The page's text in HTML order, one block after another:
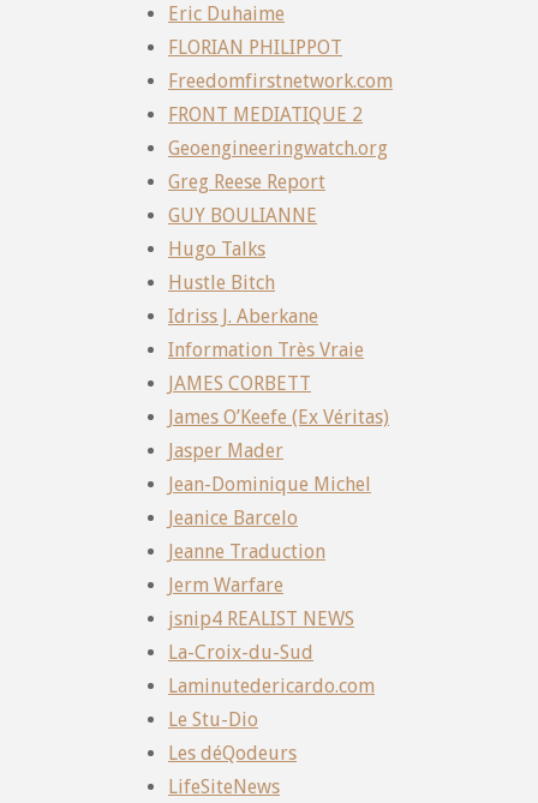
Eric Duhaime
FLORIAN PHILIPPOT
Freedomfirstnetwork.com
FRONT MEDIATIQUE 2
Geoengineeringwatch.org
Greg Reese Report
GUY BOULIANNE
Hugo Talks
Hustle Bitch
Idriss J. Aberkane
Information Très Vraie
JAMES CORBETT
James O’Keefe (Ex Véritas)
Jasper Mader
Jean-Dominique Michel
Jeanice Barcelo
Jeanne Traduction
Jerm Warfare
jsnip4 REALIST NEWS
La-Croix-du-Sud
Laminutedericardo.com
Le Stu-Dio
Les déQodeurs
LifeSiteNews